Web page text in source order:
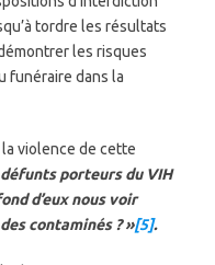
tordre les résultats
les risques
funéraire dans la
violence de cette
porteurs du VIH
d’eux nous voir
contaminés ? »[5].